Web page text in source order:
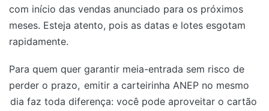
com início das vendas anunciado para os próximos
meses. Esteja atento, pois as datas e lotes esgotam
rapidamente.
Para quem quer garantir meia-entrada sem risco de
perder o prazo, emitir a carteirinha ANEP no mesmo
dia faz toda diferença: você pode aproveitar o cartão